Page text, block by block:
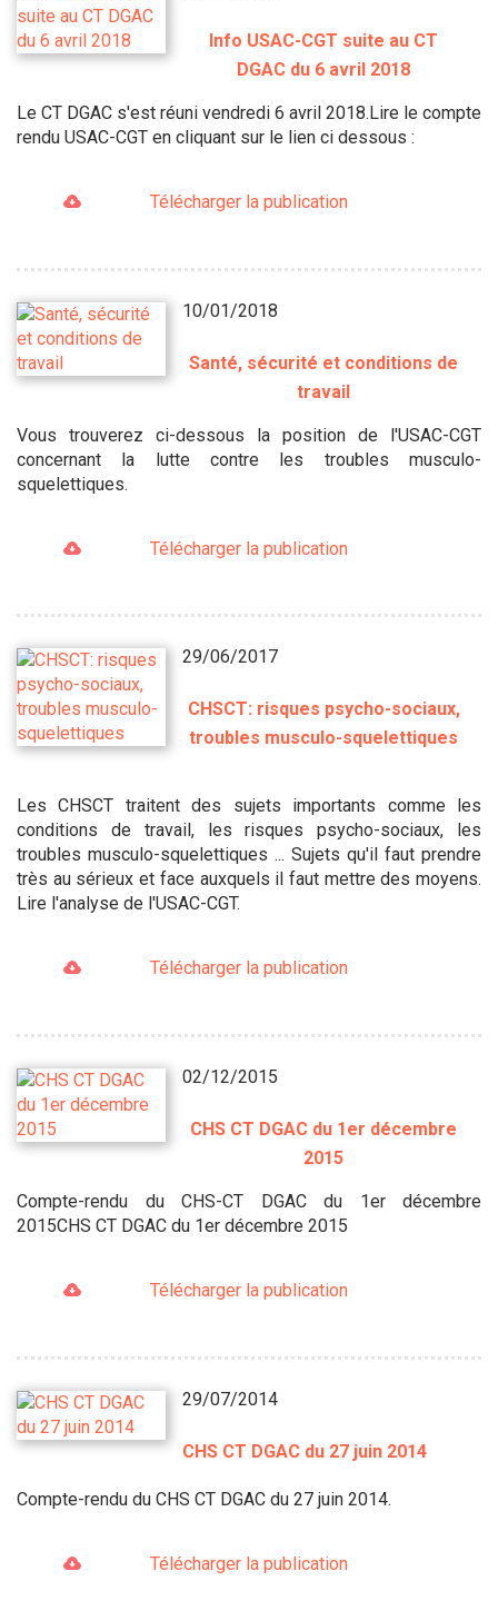
Info USAC-CGT suite au CT
DGAC du 6 avril 2018
Le CT DGAC s'est réuni vendredi 6 avril 2018.Lire le compte
rendu USAC-CGT en cliquant sur le lien ci dessous :
Télécharger la publication
10/01/2018
Santé, sécurité et conditions de
travail
Vous trouverez ci-dessous la position de l'USAC-CGT
concernant la lutte contre les troubles musculo-
squelettiques.
Télécharger la publication
29/06/2017
CHSCT: risques psycho-sociaux,
troubles musculo-squelettiques
Les CHSCT traitent des sujets importants comme les
conditions de travail, les risques psycho-sociaux, les
troubles musculo-squelettiques ... Sujets qu'il faut prendre
très au sérieux et face auxquels il faut mettre des moyens.
Lire l'analyse de l'USAC-CGT.
Télécharger la publication
02/12/2015
CHS CT DGAC du 1er décembre
2015
Compte-rendu du CHS-CT DGAC du 1er décembre
2015CHS CT DGAC du 1er décembre 2015
Télécharger la publication
29/07/2014
CHS CT DGAC du 27 juin 2014
Compte-rendu du CHS CT DGAC du 27 juin 2014.
Télécharger la publication